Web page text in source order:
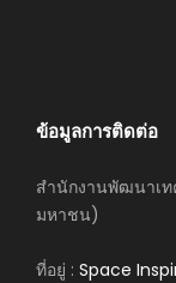
ข้อมูลการติดต่อ
สำนักงานพัฒนาเ
มหาชน)
ที่อยู่ : Space